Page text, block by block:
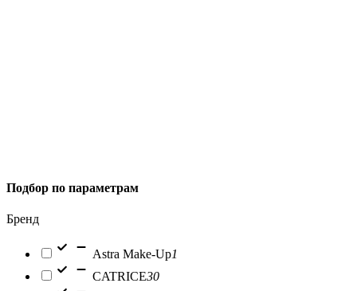
Подбор по параметрам
Бренд
Astra Make-Up1
CATRICE30